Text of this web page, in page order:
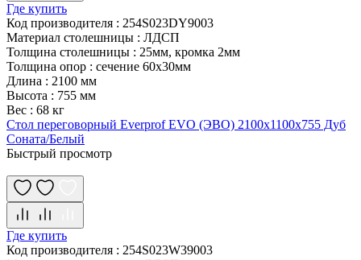
Где купить
Код производителя : 254S023DY9003
Материал столешницы : ЛДСП
Толщина столешницы : 25мм, кромка 2мм
Толщина опор : сечение 60х30мм
Длина : 2100 мм
Высота : 755 мм
Вес : 68 кг
Стол переговорный Everprof EVO (ЭВО) 2100х1100x755 Дуб
Соната/Белый
Быстрый просмотр
Где купить
Код производителя : 254S023W39003